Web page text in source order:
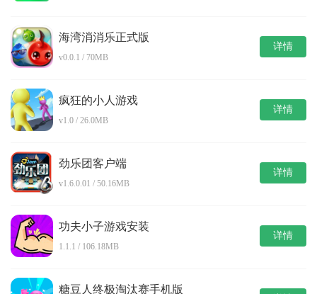
海湾消消乐正式版
v0.0.1 / 70MB
详情
疯狂的小人游戏
v1.0 / 26.0MB
详情
劲乐团客户端
v1.6.0.01 / 50.16MB
详情
功夫小子游戏安装
1.1.1 / 106.18MB
详情
糖豆人终极淘汰赛手机版